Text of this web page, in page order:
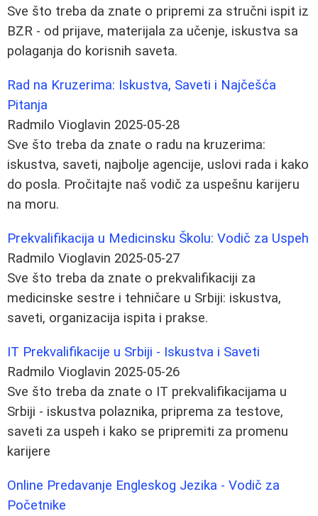
Sve što treba da znate o pripremi za stručni ispit iz
BZR - od prijave, materijala za učenje, iskustva sa
polaganja do korisnih saveta.
Rad na Kruzerima: Iskustva, Saveti i Najčešća
Pitanja
Radmilo Vioglavin 2025-05-28
Sve što treba da znate o radu na kruzerima:
iskustva, saveti, najbolje agencije, uslovi rada i kako
do posla. Pročitajte naš vodič za uspešnu karijeru
na moru.
Prekvalifikacija u Medicinsku Školu: Vodič za Uspeh
Radmilo Vioglavin 2025-05-27
Sve što treba da znate o prekvalifikaciji za
medicinske sestre i tehničare u Srbiji: iskustva,
saveti, organizacija ispita i prakse.
IT Prekvalifikacije u Srbiji - Iskustva i Saveti
Radmilo Vioglavin 2025-05-26
Sve što treba da znate o IT prekvalifikacijama u
Srbiji - iskustva polaznika, priprema za testove,
saveti za uspeh i kako se pripremiti za promenu
karijere
Online Predavanje Engleskog Jezika - Vodič za
Početnike